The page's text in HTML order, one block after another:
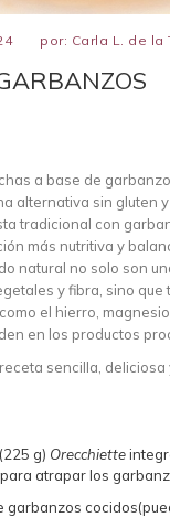
por: Carla L. de la
a base de
alternativa sin gluten
tradicional con
más nutritiva y
natural no solo son
y fibra, sino que
el hierro,
en los productos
sencilla, deliciosa
g) Orecchiette
atrapar los
garbanzos